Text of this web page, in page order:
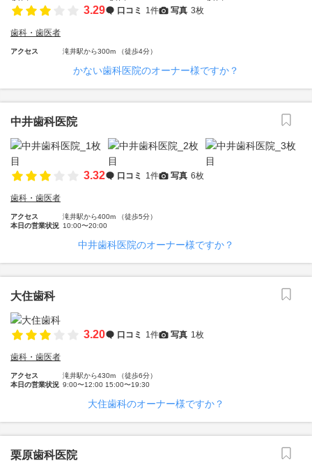
3.29 口コミ 1件 写真 3枚
歯科・歯医者
アクセス 滝井駅から300m （徒歩4分）
かない歯科医院のオーナー様ですか？
中井歯科医院
3.32 口コミ 1件 写真 6枚
歯科・歯医者
アクセス
滝井駅から400m （徒歩5分）
本日の営業状況 10:00〜20:00
中井歯科医院のオーナー様ですか？
大住歯科
3.20 口コミ 1件 写真 1枚
歯科・歯医者
アクセス
滝井駅から430m （徒歩6分）
本日の営業状況 9:00〜12:00 15:00〜19:30
大住歯科のオーナー様ですか？
栗原歯科医院